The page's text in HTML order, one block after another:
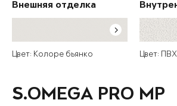
Внешняя отделка
Цвет: Колоре бьянко Цвет:
S.OMEGA PRO MP